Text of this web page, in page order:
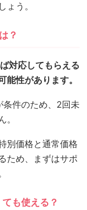
ょう。
？
対応してもらえる
能性があります。
件のため、2回未
。
別価格と通常価格
ため、まずはサポ
も使える？